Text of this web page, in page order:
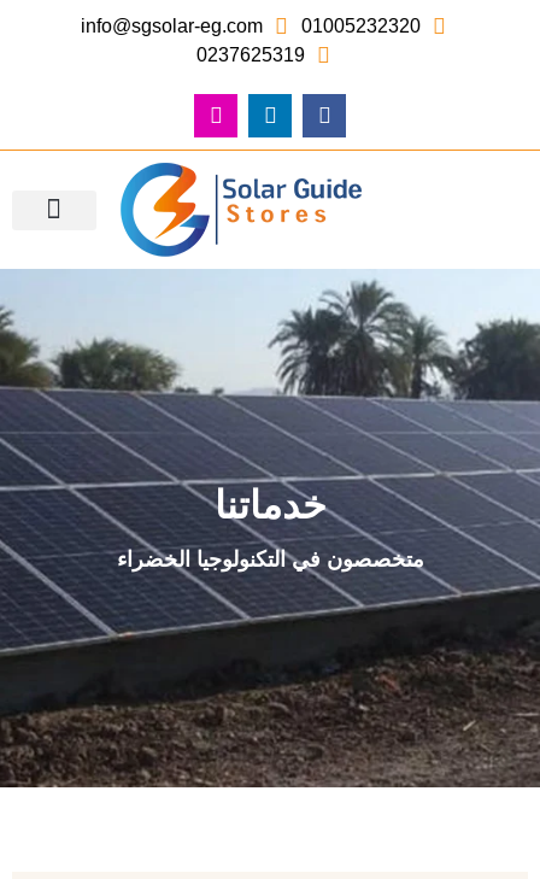
01005232320
info@sgsolar-eg.com
0237625319
خدماتنا
متخصصون في التكنولوجيا الخضراء